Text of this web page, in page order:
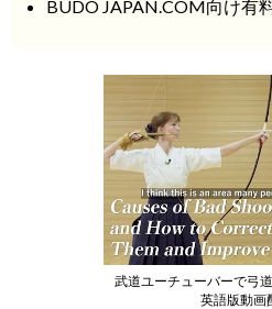
BUDO JAPAN.COM向け有
武道ユーチューバーで弓
英語版動画